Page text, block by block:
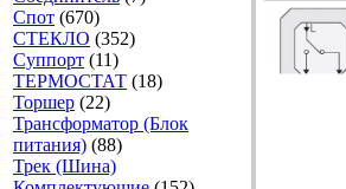
Спот (670)
СТЕКЛО (352)
Суппорт (11)
ТЕРМОСТАТ (18)
Торшер (22)
Трансформатор (Блок
питания) (88)
Трек (Шина)